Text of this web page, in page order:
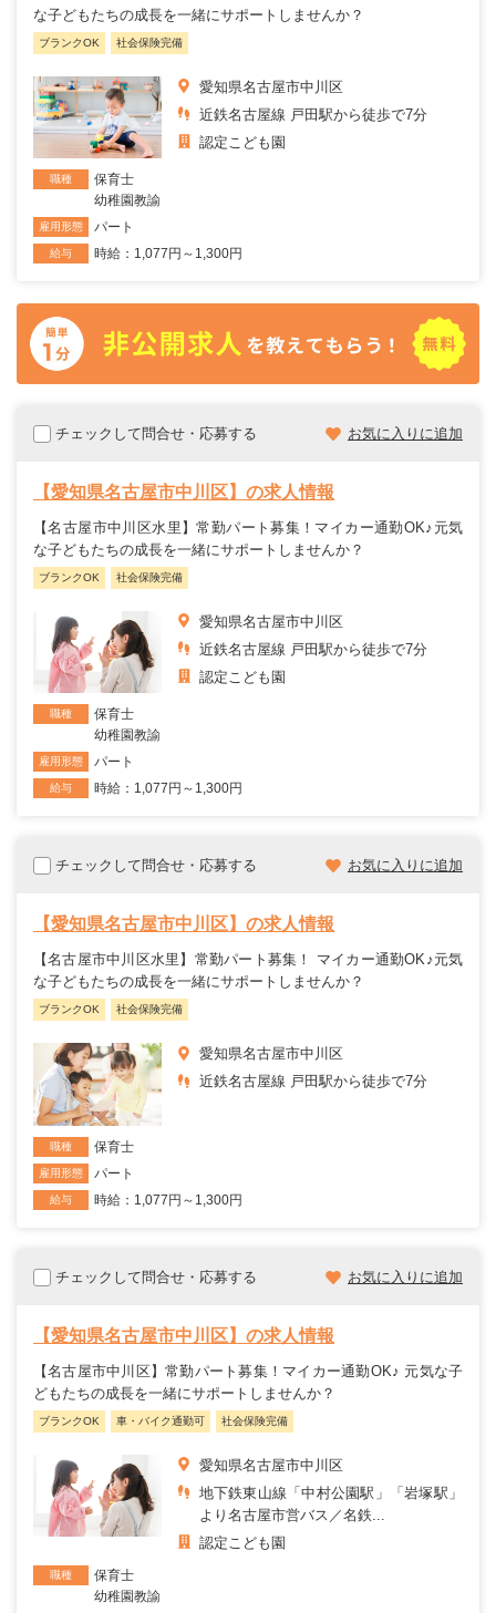
な子どもたちの成長を一緒にサポートしませんか？
ブランクOK 社会保険完備
愛知県名古屋市中川区
近鉄名古屋線 戸田駅から徒歩で7分
認定こども園
職種
保育士
幼稚園教諭
雇用形態 パート
給与 時給：1,077円～1,300円
チェックして問合せ・応募する お気に入りに追加
【愛知県名古屋市中川区】の求人情報
【名古屋市中川区水里】常勤パート募集！マイカー通勤OK♪元気
な子どもたちの成長を一緒にサポートしませんか？
ブランクOK 社会保険完備
愛知県名古屋市中川区
近鉄名古屋線 戸田駅から徒歩で7分
認定こども園
職種
保育士
幼稚園教諭
雇用形態 パート
給与 時給：1,077円～1,300円
チェックして問合せ・応募する お気に入りに追加
【愛知県名古屋市中川区】の求人情報
【名古屋市中川区水里】常勤パート募集！ マイカー通勤OK♪元気
な子どもたちの成長を一緒にサポートしませんか？
ブランクOK 社会保険完備
愛知県名古屋市中川区
近鉄名古屋線 戸田駅から徒歩で7分
職種 保育士
雇用形態 パート
給与 時給：1,077円～1,300円
チェックして問合せ・応募する お気に入りに追加
【愛知県名古屋市中川区】の求人情報
【名古屋市中川区】常勤パート募集！マイカー通勤OK♪ 元気な子
どもたちの成長を一緒にサポートしませんか？
ブランクOK 車・バイク通勤可 社会保険完備
愛知県名古屋市中川区
地下鉄東山線「中村公園駅」「岩塚駅」
より名古屋市営バス／名鉄...
認定こども園
職種
保育士
幼稚園教諭